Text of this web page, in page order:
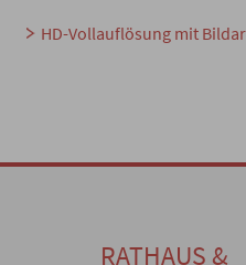
HD-Vollauflösung mit
RATHAUS &